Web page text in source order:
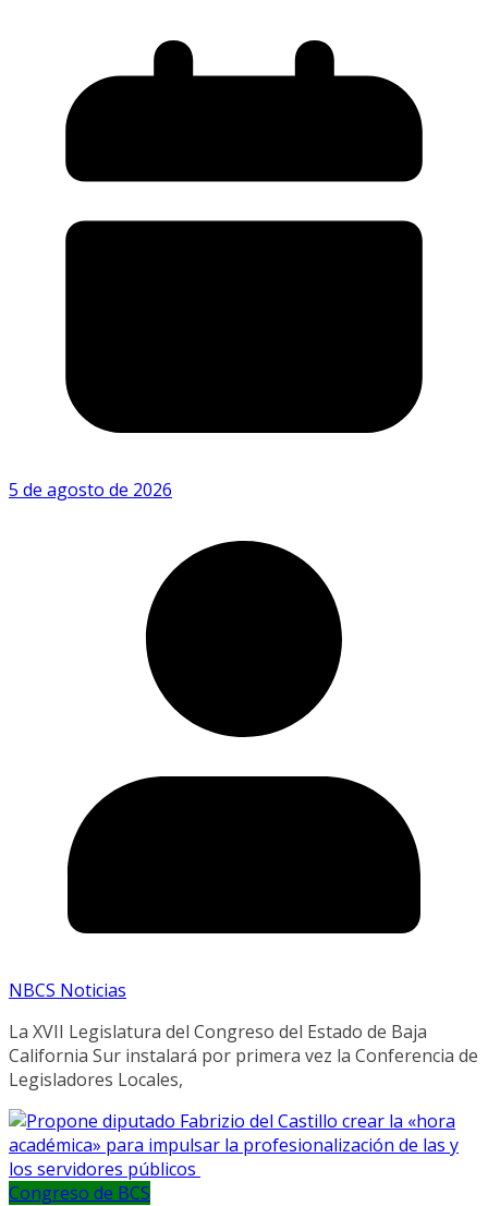
5 de agosto de 2026
NBCS Noticias
La XVII Legislatura del Congreso del Estado de Baja
California Sur instalará por primera vez la Conferencia de
Legisladores Locales,
Congreso de BCS